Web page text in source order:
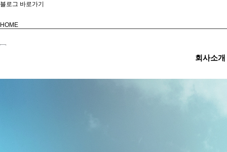
블로그 바로가기
HOME
회사소개